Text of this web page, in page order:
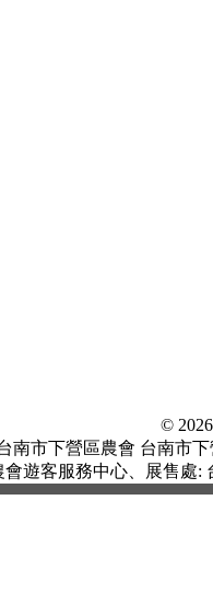
©
南市下營區農會 台南市下
遊客服務中心、展售處: